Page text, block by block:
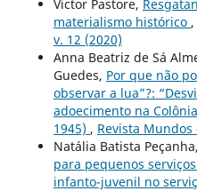
Victor Pastore,
materialismo histórico ,
v. 12 (2020)
Anna Beatriz de Sá
Guedes, Por que não
observar a lua”?:
adoecimento na
1945) , Revista
Natália Batista Peçanha,
para pequenos
infanto-juvenil no